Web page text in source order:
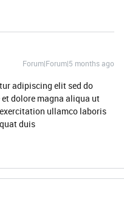
Forum|Forum|5 months ago
adipiscing elit sed do
dolore magna aliqua ut
ullamco laboris
duis